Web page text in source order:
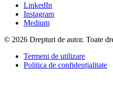
LinkedIn
Instagram
Medium
© 2026 Drepturi de autor. Toate
Termeni de utilizare
Politica de confidențialitate